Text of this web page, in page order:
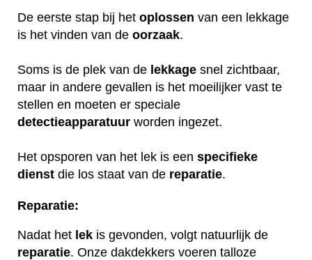
De eerste stap bij het oplossen van een lekkage
is het vinden van de oorzaak.
Soms is de plek van de lekkage snel zichtbaar,
maar in andere gevallen is het moeilijker vast te
stellen en moeten er speciale
detectieapparatuur worden ingezet.
Het opsporen van het lek is een specifieke
dienst die los staat van de reparatie.
Reparatie:
Nadat het lek is gevonden, volgt natuurlijk de
reparatie. Onze dakdekkers voeren talloze